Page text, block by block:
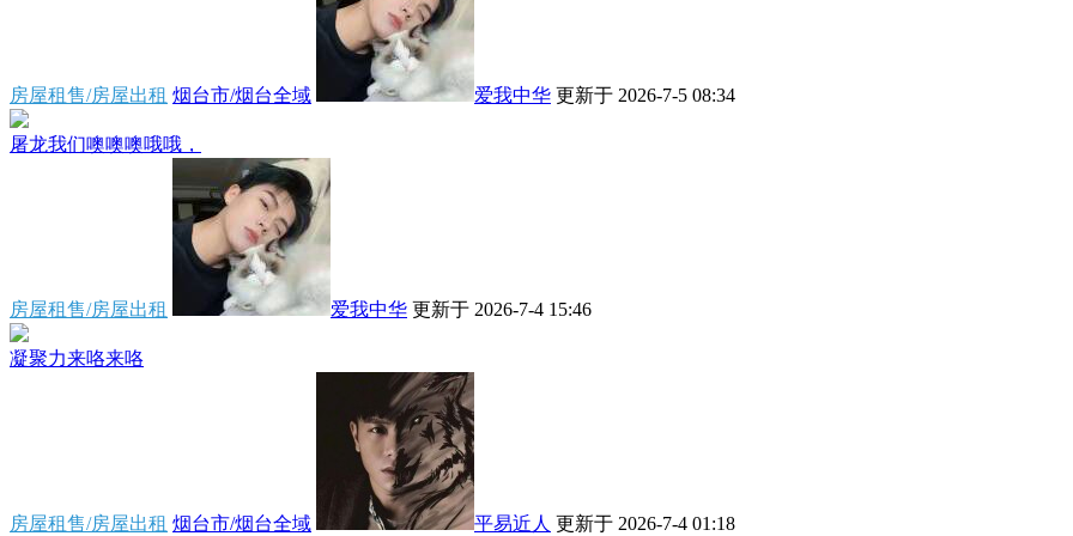
房屋租售/房屋出租 烟台市/烟台全域 爱我中华 更新于 2026-7-5 08:34
屠龙我们噢噢噢哦哦，
房屋租售/房屋出租 爱我中华 更新于 2026-7-4 15:46
凝聚力来咯来咯
房屋租售/房屋出租 烟台市/烟台全域 平易近人 更新于 2026-7-4 01:18